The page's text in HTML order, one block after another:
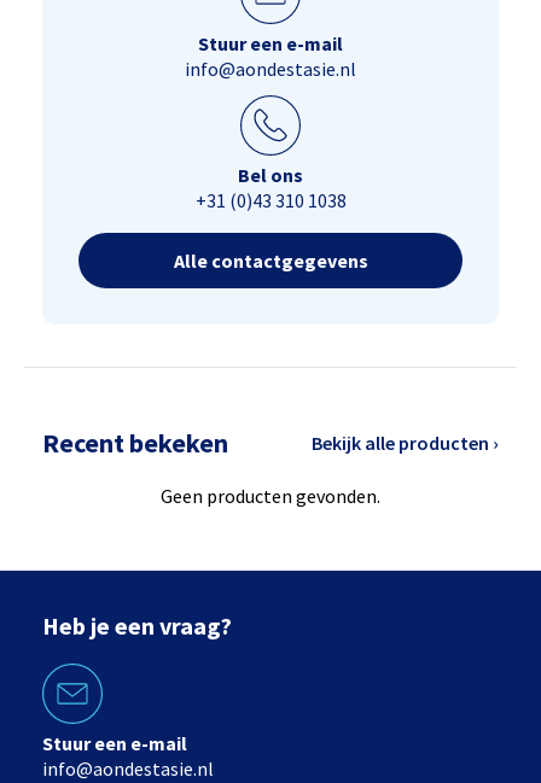
Stuur een e-mail
info@aondestasie.nl
Bel ons
+31 (0)43 310 1038
Alle contactgegevens
Recent bekeken Bekijk alle producten ›
Geen producten gevonden.
Heb je een vraag?
Stuur een e-mail
info@aondestasie.nl